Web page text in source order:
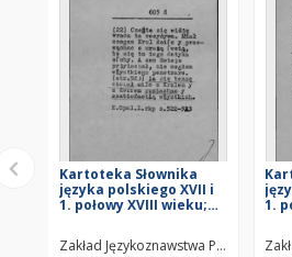
Kartoteka Słownika
języka polskiego XVII i
1. połowy XVIII wieku;
Zakład Językoznawstwa PAN w
1.